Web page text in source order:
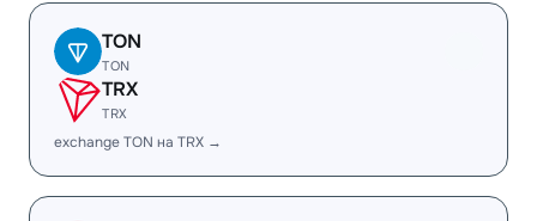
TON
TON
TRX
TRX
exchange TON на TRX →